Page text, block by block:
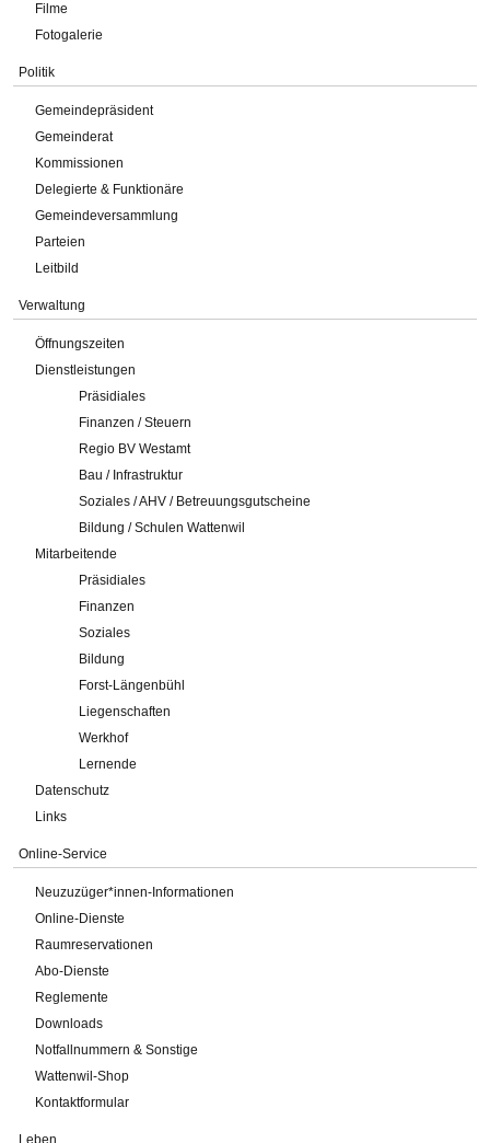
Filme
Fotogalerie
Politik
Gemeindepräsident
Gemeinderat
Kommissionen
Delegierte & Funktionäre
Gemeindeversammlung
Parteien
Leitbild
Verwaltung
Öffnungszeiten
Dienstleistungen
Präsidiales
Finanzen / Steuern
Regio BV Westamt
Bau / Infrastruktur
Soziales / AHV / Betreuungsgutscheine
Bildung / Schulen Wattenwil
Mitarbeitende
Präsidiales
Finanzen
Soziales
Bildung
Forst-Längenbühl
Liegenschaften
Werkhof
Lernende
Datenschutz
Links
Online-Service
Neuzuzüger*innen-Informationen
Online-Dienste
Raumreservationen
Abo-Dienste
Reglemente
Downloads
Notfallnummern & Sonstige
Wattenwil-Shop
Kontaktformular
Leben